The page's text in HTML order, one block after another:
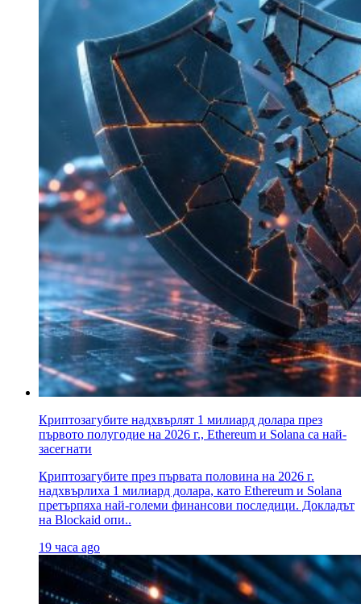
Криптозагубите надхвърлят 1 милиард долара през
първото полугодие на 2026 г., Ethereum и Solana са най-
засегнати
Криптозагубите през първата половина на 2026 г.
надхвърлиха 1 милиард долара, като Ethereum и Solana
претърпяха най-големи финансови последици. Докладът
на Blockaid опи..
19 часа ago